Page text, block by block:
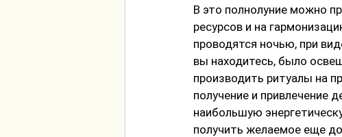
В это полнолуние можно
ресурсов и на
проводятся ночью, при
вы находитесь, было
производить ритуалы на
получение и привлечение
наибольшую
получить желаемое еще